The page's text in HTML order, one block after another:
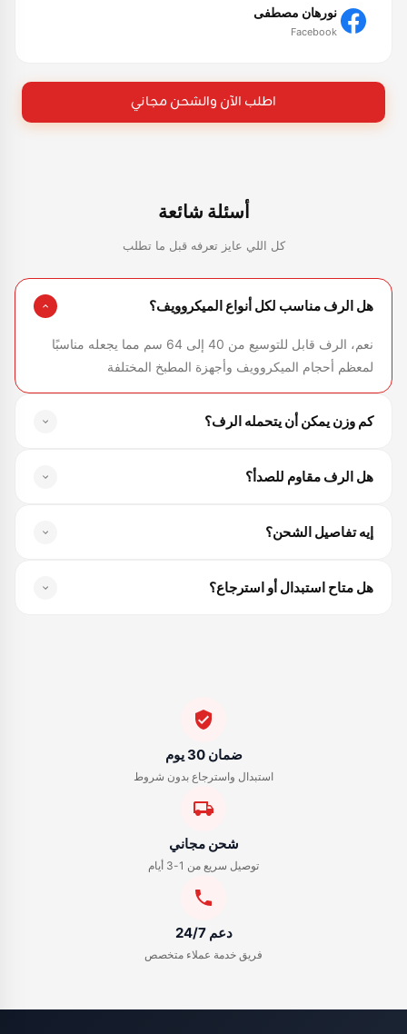
نورهان مصطفى
Facebook
اطلب الآن والشحن مجاني
أسئلة شائعة
كل اللي عايز تعرفه قبل ما تطلب
هل الرف مناسب لكل أنواع الميكروويف؟
نعم، الرف قابل للتوسيع من 40 إلى 64 سم مما يجعله مناسبًا
لمعظم أحجام الميكروويف وأجهزة المطبخ المختلفة
كم وزن يمكن أن يتحمله الرف؟
يمكنه حمل الميكروويف والتوابل وأدوات المطبخ بثبات وأمان
هل الرف مقاوم للصدأ؟
لتدوم لفترات طويلة مع الاستخدام اليومي
إيه تفاصيل الشحن؟
أيام، وباقي المحافظات من 2-5 أيام
هل متاح استبدال أو استرجاع؟
ضمان 30 يوم
استبدال واسترجاع بدون شروط
شحن مجاني
توصيل سريع من 1-3 أيام
دعم 24/7
فريق خدمة عملاء متخصص